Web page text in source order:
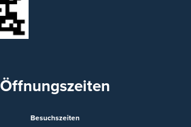
Öffnungszeiten
Besuchszeiten